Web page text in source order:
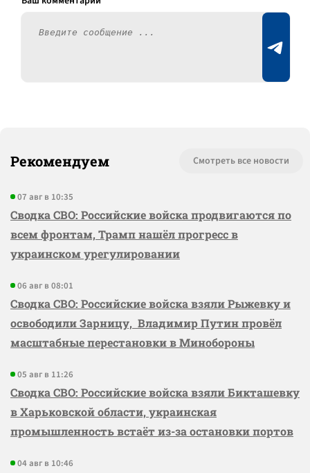
Рекомендуем Смотреть все новости
07 авг в 10:35
Сводка СВО: Российские войска продвигаются по
всем фронтам, Трамп нашёл прогресс в
украинском урегулировании
06 авг в 08:01
Сводка СВО: Российские войска взяли Рыжевку и
освободили Зарницу, Владимир Путин провёл
масштабные перестановки в Минобороны
05 авг в 11:26
Сводка СВО: Российские войска взяли Бикташевку
в Харьковской области, украинская
промышленность встаёт из-за остановки портов
04 авг в 10:46